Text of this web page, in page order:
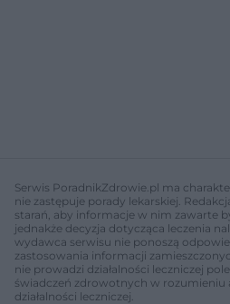
Serwis PoradnikZdrowie.pl ma
nie zastępuje porady lekarskiej.
starań, aby informacje w nim zawarte
jednakże decyzja dotycząca leczenia
wydawca serwisu nie ponoszą
zastosowania informacji
nie prowadzi działalności leczniczej
świadczeń zdrowotnych w rozumieniu
działalności leczniczej.